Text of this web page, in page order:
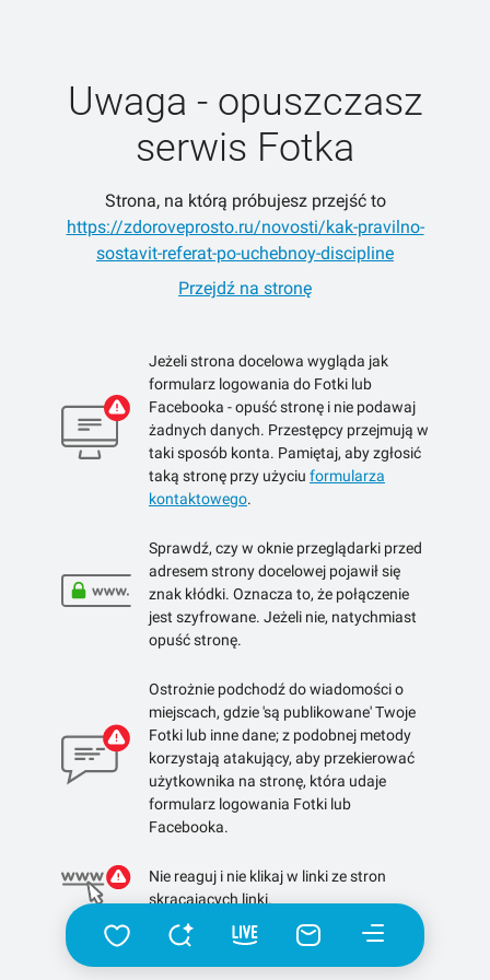
Uwaga - opuszczasz
serwis Fotka
Strona, na którą próbujesz przejść to
https://zdoroveprosto.ru/novosti/kak-pravilno-
sostavit-referat-po-uchebnoy-discipline
Przejdź na stronę
Jeżeli strona docelowa wygląda jak
formularz logowania do Fotki lub
Facebooka - opuść stronę i nie podawaj
żadnych danych. Przestępcy przejmują w
taki sposób konta. Pamiętaj, aby zgłosić
taką stronę przy użyciu formularza
kontaktowego.
Sprawdź, czy w oknie przeglądarki przed
adresem strony docelowej pojawił się
znak kłódki. Oznacza to, że połączenie
jest szyfrowane. Jeżeli nie, natychmiast
opuść stronę.
Ostrożnie podchodź do wiadomości o
miejscach, gdzie 'są publikowane' Twoje
Fotki lub inne dane; z podobnej metody
korzystają atakujący, aby przekierować
użytkownika na stronę, która udaje
formularz logowania Fotki lub
Facebooka.
Nie reaguj i nie klikaj w linki ze stron
skracających linki.